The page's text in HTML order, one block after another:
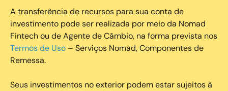
A transferência de recursos para sua conta de
investimento pode ser realizada por meio da Nomad
Fintech ou de Agente de Câmbio, na forma prevista nos
Termos de Uso – Serviços Nomad, Componentes de
Remessa.
Seus investimentos no exterior podem estar sujeitos à